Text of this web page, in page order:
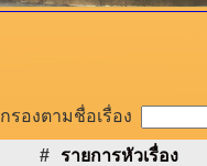
กรองตามชื่อเรื่อง
# รายการหัวเรื่อง